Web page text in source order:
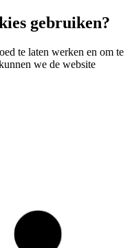
gebruiken?
te laten werken en om te
we de website